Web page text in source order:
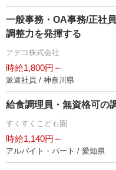
一般事務・OA事務/正社
調整力を発揮する
アデコ株式会社
時給1,800円～
派遣社員 / 神奈川県
給食調理員・無資格可の
すくすくこども園
時給1,140円～
アルバイト・パート / 愛知県